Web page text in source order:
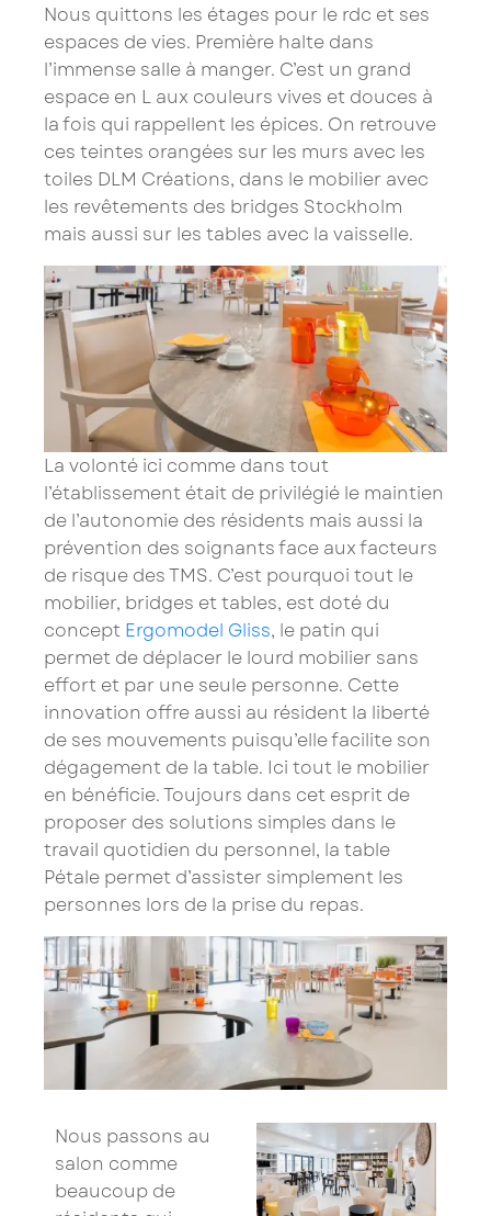
Nous quittons les étages pour le rdc et ses
espaces de vies. Première halte dans
l’immense salle à manger. C’est un grand
espace en L aux couleurs vives et douces à
la fois qui rappellent les épices. On retrouve
ces teintes orangées sur les murs avec les
toiles DLM Créations, dans le mobilier avec
les revêtements des bridges Stockholm
mais aussi sur les tables avec la vaisselle.
La volonté ici comme dans tout
l’établissement était de privilégié le maintien
de l’autonomie des résidents mais aussi la
prévention des soignants face aux facteurs
de risque des TMS. C’est pourquoi tout le
mobilier, bridges et tables, est doté du
concept Ergomodel Gliss, le patin qui
permet de déplacer le lourd mobilier sans
effort et par une seule personne. Cette
innovation offre aussi au résident la liberté
de ses mouvements puisqu’elle facilite son
dégagement de la table. Ici tout le mobilier
en bénéficie. Toujours dans cet esprit de
proposer des solutions simples dans le
travail quotidien du personnel, la table
Pétale permet d’assister simplement les
personnes lors de la prise du repas.
Nous passons au
salon comme
beaucoup de